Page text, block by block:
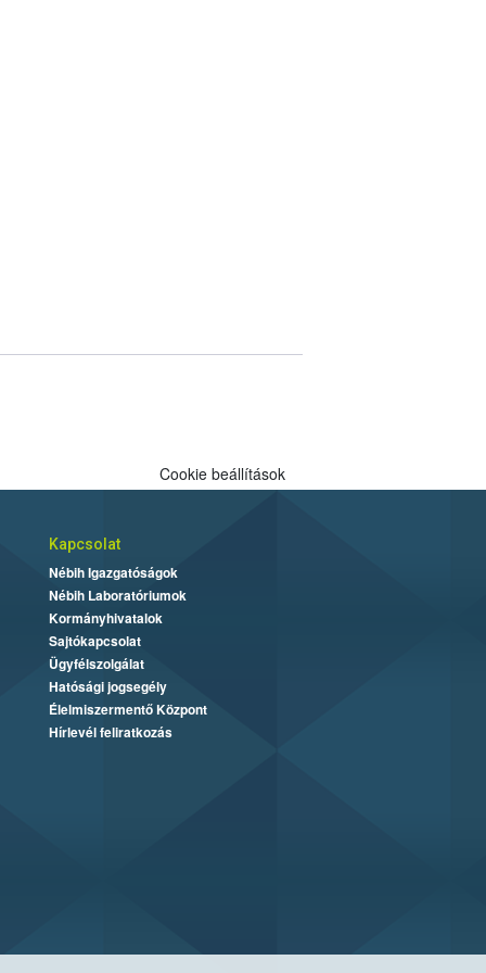
Cookie beállítások
Kapcsolat
Nébih Igazgatóságok
Nébih Laboratóriumok
Kormányhivatalok
Sajtókapcsolat
Ügyfélszolgálat
Hatósági jogsegély
Élelmiszermentő Központ
Hírlevél feliratkozás